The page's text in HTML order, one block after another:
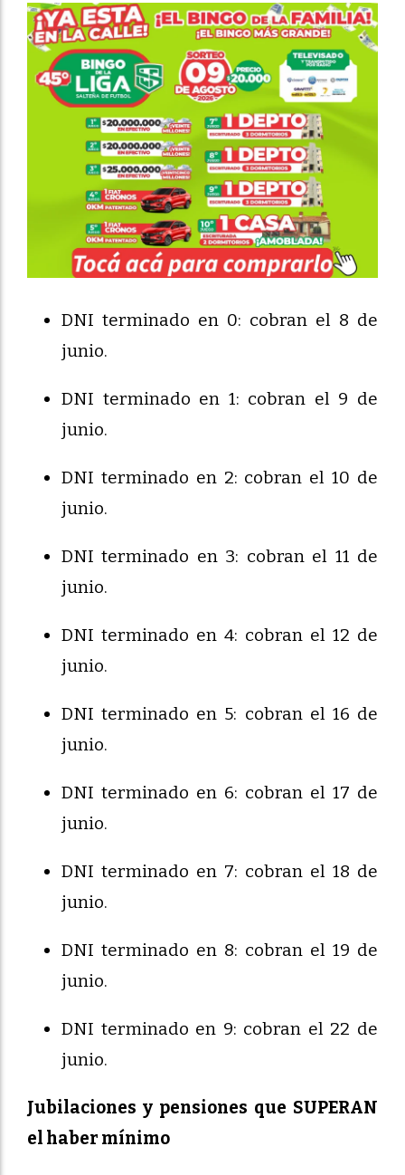
DNI terminado en 0: cobran el 8 de
junio.
DNI terminado en 1: cobran el 9 de
junio.
DNI terminado en 2: cobran el 10 de
junio.
DNI terminado en 3: cobran el 11 de
junio.
DNI terminado en 4: cobran el 12 de
junio.
DNI terminado en 5: cobran el 16 de
junio.
DNI terminado en 6: cobran el 17 de
junio.
DNI terminado en 7: cobran el 18 de
junio.
DNI terminado en 8: cobran el 19 de
junio.
DNI terminado en 9: cobran el 22 de
junio.
Jubilaciones y pensiones que SUPERAN
el haber mínimo